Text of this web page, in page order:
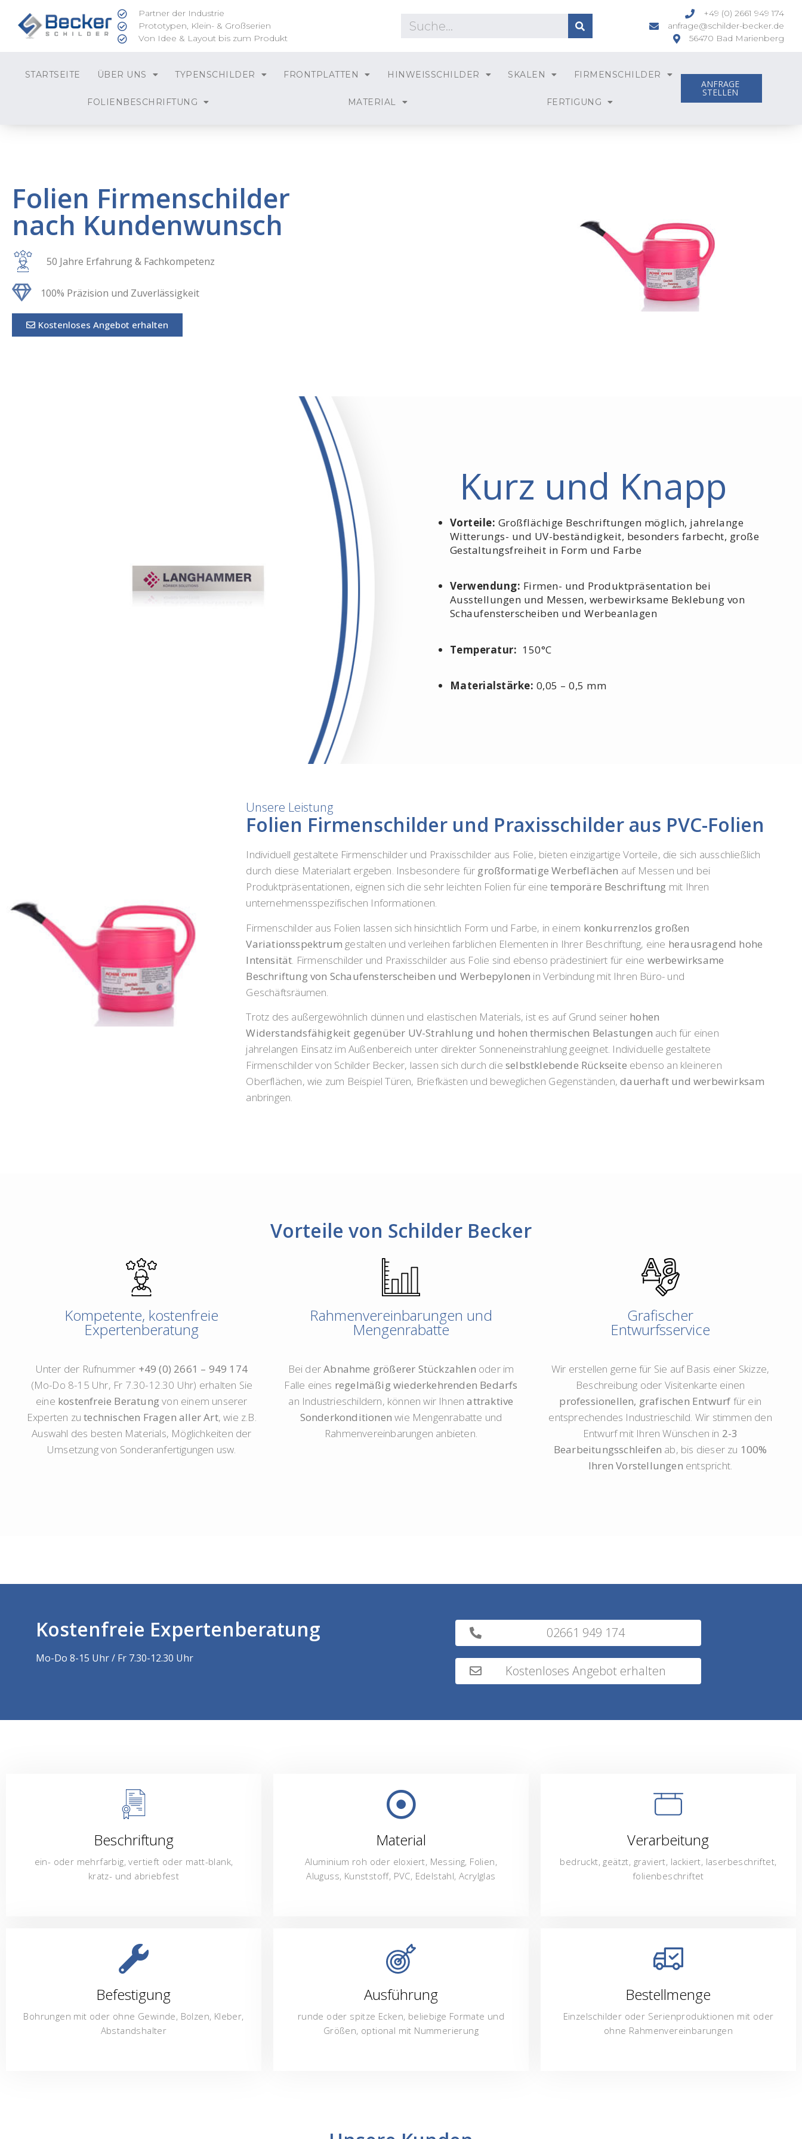
Partner der Industrie
Prototypen, Klein- & Großserien
Von Idee & Layout bis zum Produkt
+49 (0) 2661 949 174
anfrage@schilder-becker.de
56470 Bad Marienberg
STARTSEITE ÜBER UNS TYPENSCHILDER FRONTPLATTEN HINWEISSCHILDER SKALEN FIRMENSCHILDER
FOLIENBESCHRIFTUNG MATERIAL FERTIGUNG
ANFRAGE
STELLEN
Folien Firmenschilder
nach Kundenwunsch
50 Jahre Erfahrung & Fachkompetenz
100% Präzision und Zuverlässigkeit
Kostenloses Angebot erhalten
Kurz und Knapp
Vorteile: Großflächige Beschriftungen möglich, jahrelange
Witterungs- und UV-beständigkeit, besonders farbecht, große
Gestaltungsfreiheit in Form und Farbe
Verwendung: Firmen- und Produktpräsentation bei
Ausstellungen und Messen, werbewirksame Beklebung von
Schaufensterscheiben und Werbeanlagen
Temperatur: 150°C
Materialstärke: 0,05 – 0,5 mm
Unsere Leistung
Folien Firmenschilder und Praxisschilder aus PVC-Folien
Individuell gestaltete Firmenschilder und Praxisschilder aus Folie, bieten einzigartige Vorteile, die sich ausschließlich
durch diese Materialart ergeben. Insbesondere für großformatige Werbeflächen auf Messen und bei
Produktpräsentationen, eignen sich die sehr leichten Folien für einetemporäre Beschriftung mit Ihren
unternehmensspezifischen Informationen.
Firmenschilder aus Folien lassen sich hinsichtlich Form und Farbe, in einem konkurrenzlos großen
Variationsspektrum gestalten und verleihen farblichen Elementen in Ihrer Beschriftung, eine herausragend hohe
Intensität . Firmenschilder und Praxisschilder aus Folie sind ebenso prädestiniert für eine werbewirksame
Beschriftung von Schaufensterscheiben und Werbepylonen in Verbindung mit Ihren Büro- und
Geschäftsräumen.
Trotz des außergewöhnlich dünnen und elastischen Materials, ist es auf Grund seiner hohen
Widerstandsfähigkeit gegenüber UV-Strahlung und hohen thermischen Belastungen auch für einen
jahrelangen Einsatz im Außenbereich unter direkter Sonneneinstrahlung geeignet. Individuelle gestaltete
Firmenschilder von Schilder Becker, lassen sich durch die selbstklebende Rückseite ebenso an kleineren
Oberflächen, wie zum Beispiel Türen, Briefkästen und beweglichen Gegenständen,dauerhaft und werbewirksam
anbringen.
Vorteile von Schilder Becker
Kompetente, kostenfreie
Expertenberatung
Unter der Rufnummer +49 (0) 2661 – 949 174
(Mo-Do 8-15 Uhr, Fr 7.30-12.30 Uhr) erhalten Sie
eine kostenfreie Beratungvon einem unserer
Experten zutechnischen Fragen aller Art, wie z.B.
Auswahl des besten Materials, Möglichkeiten der
Umsetzung von Sonderanfertigungen usw.
Rahmenvereinbarungen und
Mengenrabatte
Bei derAbnahme größerer Stückzahlen oder im
Falle eines regelmäßig wiederkehrenden Bedarfs
an Industrieschildern, können wir Ihnenattraktive
Sonderkonditionen wie Mengenrabatte und
Rahmenvereinbarungen anbieten.
Grafischer
Entwurfsservice
Wir erstellen gerne für Sie auf Basis einer Skizze,
Beschreibung oder Visitenkarte einen
professionellen, grafischen Entwurf für ein
entsprechendes Industrieschild. Wir stimmen den
Entwurf mit Ihren Wünschen in 2-3
Bearbeitungsschleifen ab, bis dieser zu 100%
Ihren Vorstellungen entspricht.
Kostenfreie Expertenberatung
Mo-Do 8-15 Uhr / Fr 7.30-12.30 Uhr
02661 949 174
Kostenloses Angebot erhalten
Beschriftung
ein- oder mehrfarbig, vertieft oder matt-blank,
kratz- und abriebfest
Material
Aluminium roh oder eloxiert, Messing, Folien,
Aluguss, Kunststoff, PVC, Edelstahl, Acrylglas
Verarbeitung
bedruckt, geätzt, graviert, lackiert, laserbeschriftet,
folienbeschriftet
Befestigung
Bohrungen mit oder ohne Gewinde, Bolzen, Kleber,
Abstandshalter
Ausführung
runde oder spitze Ecken, beliebige Formate und
Größen, optional mit Nummerierung
Bestellmenge
Einzelschilder oder Serienproduktionen mit oder
ohne Rahmenvereinbarungen